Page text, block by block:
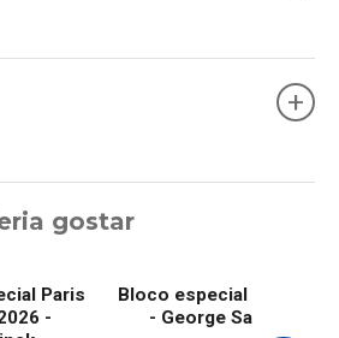
+
gostar
Paris
-
Bloco especial Philex
- George Sand